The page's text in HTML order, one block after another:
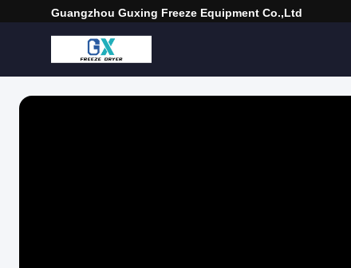
Guangzhou Guxing Freeze Equipment Co.,Ltd